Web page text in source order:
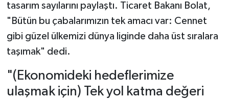
tasarım sayılarını paylaştı. Ticaret Bakanı Bolat,
"Bütün bu çabalarımızın tek amacı var: Cennet
gibi güzel ülkemizi dünya liginde daha üst sıralara
taşımak" dedi.
"(Ekonomideki hedeflerimize
ulaşmak için) Tek yol katma değeri